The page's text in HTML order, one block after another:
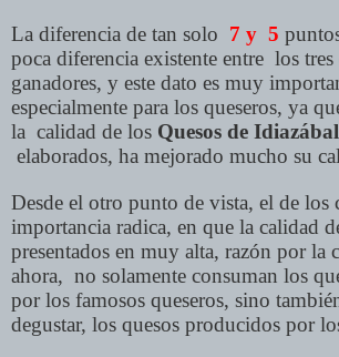
La diferencia de tan solo 7 y 5
poca diferencia existente entre los tres
ganadores, y este dato es muy
especialmente para los queseros, ya
la calidad de los Quesos de
elaborados, ha mejorado mucho su
Desde el otro punto de vista, el de los
importancia radica, en que la calidad
presentados en muy alta, razón por la
ahora, no solamente consuman los
por los famosos queseros, sino
degustar, los quesos producidos por